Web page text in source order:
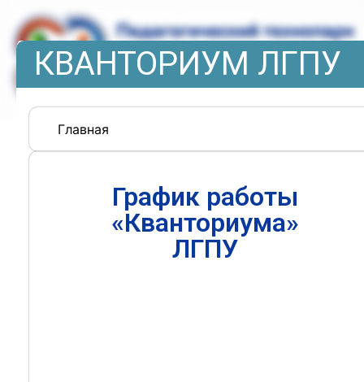
КВАНТОРИУМ ЛГПУ
Главная
График работы
«Кванториума»
ЛГПУ